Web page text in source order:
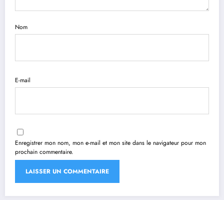
Nom
E-mail
Enregistrer mon nom, mon e-mail et mon site dans le navigateur pour mon
prochain commentaire.